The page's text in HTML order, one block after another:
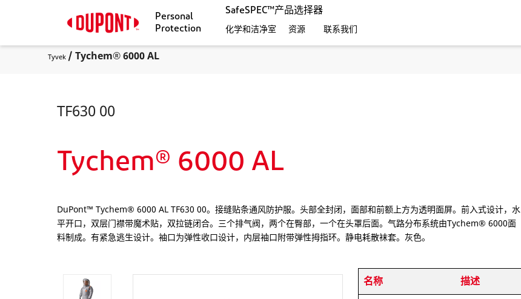
Personal
Protection
SafeSPEC™产品选择器
化学和洁净室 资源 联系我们
Tyvek / Tychem® 6000 AL
TF630 00
Tychem® 6000 AL
DuPont™ Tychem® 6000 AL TF630 00。接缝贴条通风防护服。头部全封闭，面部和前额上方为透明面屏。前入式设计，水
平开口，双层门襟带魔术贴，双拉链闭合。三个排气阀，两个在臀部，一个在头罩后面。气路分布系统由Tychem® 6000面
料制成。有紧急逃生设计。袖口为弹性收口设计，内层袖口附带弹性拇指环。静电耗散袜套。灰色。
名称 描述